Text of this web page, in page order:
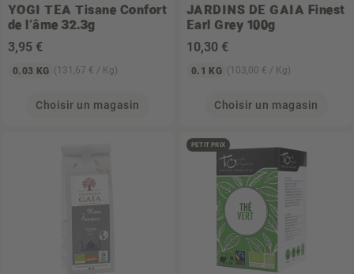
YOGI TEA Tisane Confort
de l'âme 32.3g
3,95 €
0.03 KG (131,67 € / Kg)
Choisir un magasin
JARDINS DE GAIA Finest
Earl Grey 100g
10,30 €
0.1 KG (103,00 € / Kg)
Choisir un magasin
PETIT PRIX